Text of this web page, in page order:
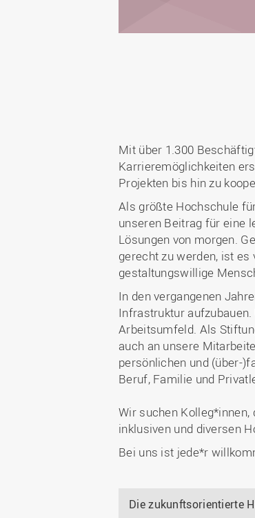
Mit über 1.300
Karrieremöglichkeiten
Projekten bis hin zu
Als größte Hochschule
unseren Beitrag für eine
Lösungen von morgen.
gerecht zu werden, ist
gestaltungswillige
In den vergangenen
Infrastruktur
Arbeitsumfeld. Als
auch an unsere
persönlichen und (über-
Beruf, Familie und
Wir suchen
inklusiven und diversen
Bei uns ist jede*r
Die zukunftsorientierte